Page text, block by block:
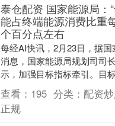
泰仓配资 国家能源局：
能占终端能源消费比重
个百分点左右
每经AI快讯，2月23日，据
消息，国家能源局规划司司
示，加强目标指标牵引。目
发展的“指挥棒”。“十五五”以
能源体....
查看： 195 分类： 配资
正规